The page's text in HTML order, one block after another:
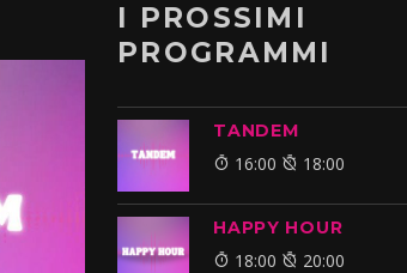
I PROSSIMI
PROGRAMMI
TANDEM
16:00 18:00
HAPPY HOUR
18:00 20:00